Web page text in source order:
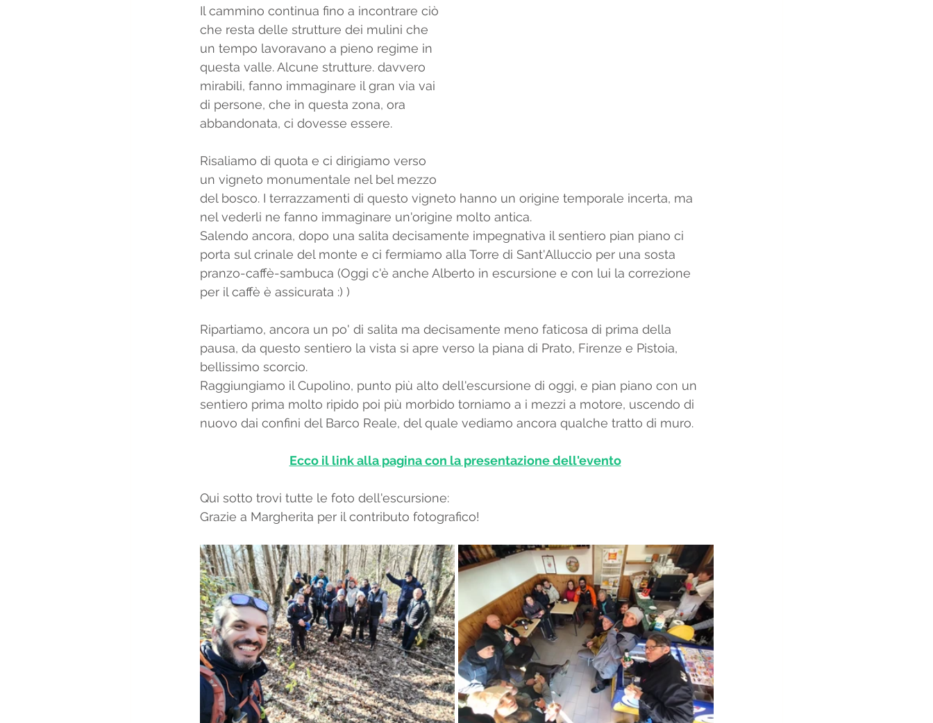
Il cammino continua fino a incontrare ciò
che resta delle strutture dei mulini che
un tempo lavoravano a pieno regime in
questa valle. Alcune strutture. davvero
mirabili, fanno immaginare il gran via vai
di persone, che in questa zona, ora
abbandonata, ci dovesse essere.
Risaliamo di quota e ci dirigiamo verso
un vigneto monumentale nel bel mezzo
del bosco. I terrazzamenti di questo vigneto hanno un origine temporale incerta, ma
nel vederli ne fanno immaginare un'origine molto antica.
Salendo ancora, dopo una salita decisamente impegnativa il sentiero pian piano ci
porta sul crinale del monte e ci fermiamo alla Torre di Sant'Alluccio per una sosta
pranzo-caffè-sambuca (Oggi c'è anche Alberto in escursione e con lui la correzione
per il caffè è assicurata :) )
Ripartiamo, ancora un po' di salita ma decisamente meno faticosa di prima della
pausa, da questo sentiero la vista si apre verso la piana di Prato, Firenze e Pistoia,
bellissimo scorcio.
Raggiungiamo il Cupolino, punto più alto dell'escursione di oggi, e pian piano con un
sentiero prima molto ripido poi più morbido torniamo a i mezzi a motore, uscendo di
nuovo dai confini del Barco Reale, del quale vediamo ancora qualche tratto di muro.
Ecco il link alla pagina con la presentazione dell'evento
Qui sotto trovi tutte le foto dell'escursione:
Grazie a Margherita per il contributo fotografico!